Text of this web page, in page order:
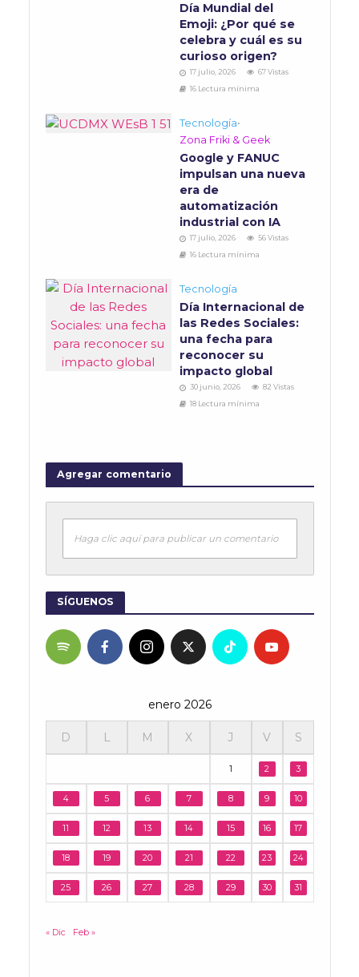
Día Mundial del
Emoji: ¿Por qué se
celebra y cuál es su
curioso origen?
17 julio, 2026
67 Vistas
16 Lectura mínima
Tecnología•
Zona Friki & Geek
Google y FANUC
impulsan una nueva
era de
automatización
industrial con IA
17 julio, 2026
56 Vistas
16 Lectura mínima
Tecnología
Día Internacional de
las Redes Sociales:
una fecha para
reconocer su
impacto global
30 junio, 2026
82 Vistas
18 Lectura mínima
Agregar comentario
Haga clic aquí para publicar un comentario
SÍGUENOS
enero 2026
D L M X J V S
1 2 3
4 5 6 7 8 9 10
11 12 13 14 15 16 17
18 19 20 21 22 23 24
25 26 27 28 29 30 31
« Dic Feb »